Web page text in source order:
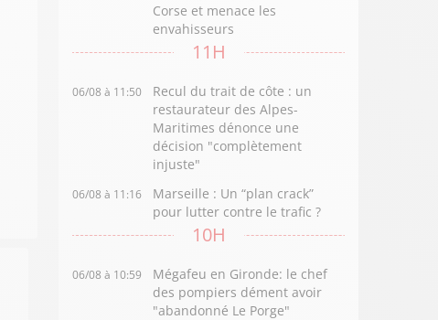
Corse et menace les
envahisseurs
11H
06/08 à 11:50
Recul du trait de côte : un
restaurateur des Alpes-
Maritimes dénonce une
décision "complètement
injuste"
06/08 à 11:16
Marseille : Un “plan crack”
pour lutter contre le trafic ?
10H
06/08 à 10:59
Mégafeu en Gironde: le chef
des pompiers dément avoir
"abandonné Le Porge"